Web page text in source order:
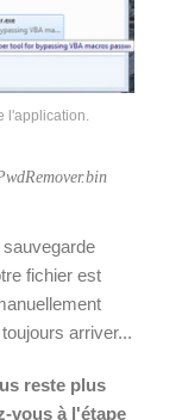
l'application.
fichier est
arriver...
reste plus
vous à l'étape